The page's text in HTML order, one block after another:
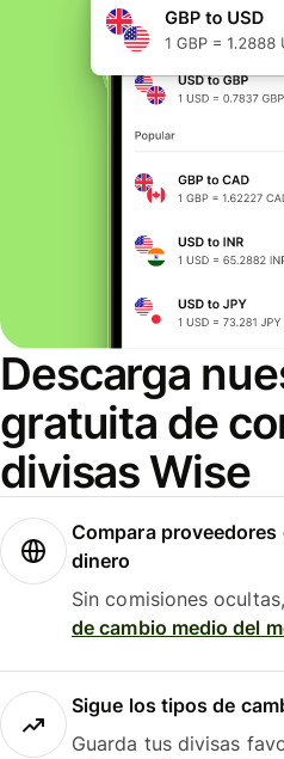
Descarga
gratuita de
divisas Wise
Compara
dinero
Sin comisiones
de cambio medio del
Sigue los tipos de
Guarda tus divisas